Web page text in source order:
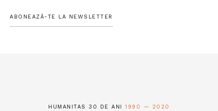
ABONEAZĂ-TE LA NEWSLETTER
HUMANITAS 30 DE ANI1990 — 2020